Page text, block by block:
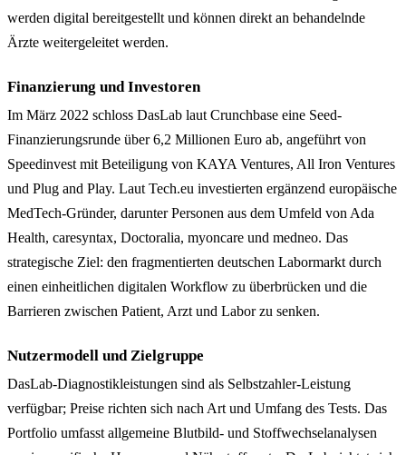
werden digital bereitgestellt und können direkt an behandelnde
Ärzte weitergeleitet werden.
Finanzierung und Investoren
Im März 2022 schloss DasLab laut Crunchbase eine Seed-
Finanzierungsrunde über 6,2 Millionen Euro ab, angeführt von
Speedinvest mit Beteiligung von KAYA Ventures, All Iron Ventures
und Plug and Play. Laut Tech.eu investierten ergänzend europäische
MedTech-Gründer, darunter Personen aus dem Umfeld von Ada
Health, caresyntax, Doctoralia, myoncare und medneo. Das
strategische Ziel: den fragmentierten deutschen Labormarkt durch
einen einheitlichen digitalen Workflow zu überbrücken und die
Barrieren zwischen Patient, Arzt und Labor zu senken.
Nutzermodell und Zielgruppe
DasLab-Diagnostikleistungen sind als Selbstzahler-Leistung
verfügbar; Preise richten sich nach Art und Umfang des Tests. Das
Portfolio umfasst allgemeine Blutbild- und Stoffwechselanalysen